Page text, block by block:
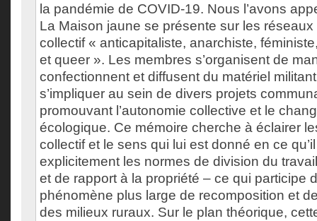
la pandémie de COVID-19. Nous l’avons
La Maison jaune se présente sur les
collectif « anticapitaliste, anarchiste,
et queer ». Les membres s’organisent de
confectionnent et diffusent du matériel
s’impliquer au sein de divers projets
promouvant l’autonomie collective et le
écologique. Ce mémoire cherche à éclairer
collectif et le sens qui lui est donné en ce
explicitement les normes de division du
et de rapport à la propriété – ce qui participe
phénomène plus large de recomposition et
des milieux ruraux. Sur le plan théorique,